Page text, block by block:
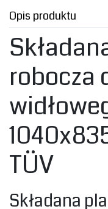
Opis produktu
robocza
TÜV
Składana